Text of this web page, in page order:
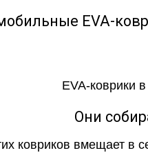
EVA-
Они
ковриков вмещает в